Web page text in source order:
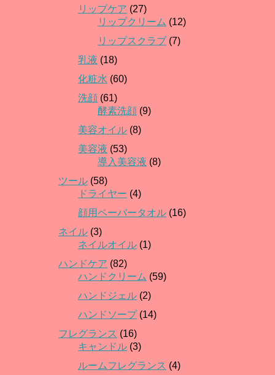
リップケア (27)
リップクリーム (12)
リップスクラブ (7)
乳液 (18)
化粧水 (60)
洗顔 (61)
酵素洗顔 (9)
美容オイル (8)
美容液 (53)
導入美容液 (8)
ツール (58)
ドライヤー (4)
顔用ペーパータオル (16)
ネイル (3)
ネイルオイル (1)
ハンドケア (82)
ハンドクリーム (59)
ハンドジェル (2)
ハンドソープ(14)
フレグランス (16)
キャンドル (3)
ルームフレグランス (4)